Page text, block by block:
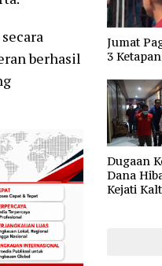
berhasil
Jumat
3
Dugaan
Dana
Kejati